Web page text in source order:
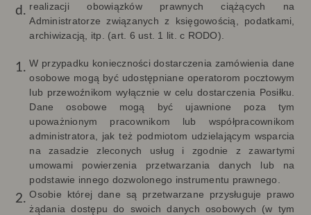
realizacji obowiązków prawnych ciążących na
Administratorze związanych z księgowością, podatkami,
archiwizacją, itp. (art. 6 ust. 1 lit. c RODO).
W przypadku konieczności dostarczenia zamówienia dane
osobowe mogą być udostępniane operatorom pocztowym
lub przewoźnikom wyłącznie w celu dostarczenia Posiłku.
Dane osobowe mogą być ujawnione poza tym
upoważnionym pracownikom lub współpracownikom
administratora, jak też podmiotom udzielającym wsparcia
na zasadzie zleconych usług i zgodnie z zawartymi
umowami powierzenia przetwarzania danych lub na
podstawie innego dozwolonego instrumentu prawnego.
Osobie której dane są przetwarzane przysługuje prawo
żądania dostępu do swoich danych osobowych (w tym